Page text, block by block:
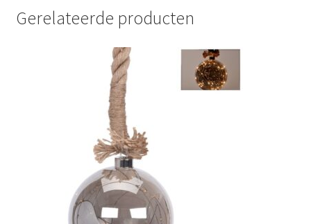
Gerelateerde producten